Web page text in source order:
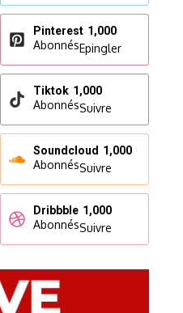
Pinterest 1,000
AbonnésEpingler
Tiktok 1,000
AbonnésSuivre
Soundcloud 1,000
AbonnésSuivre
Dribbble 1,000
AbonnésSuivre